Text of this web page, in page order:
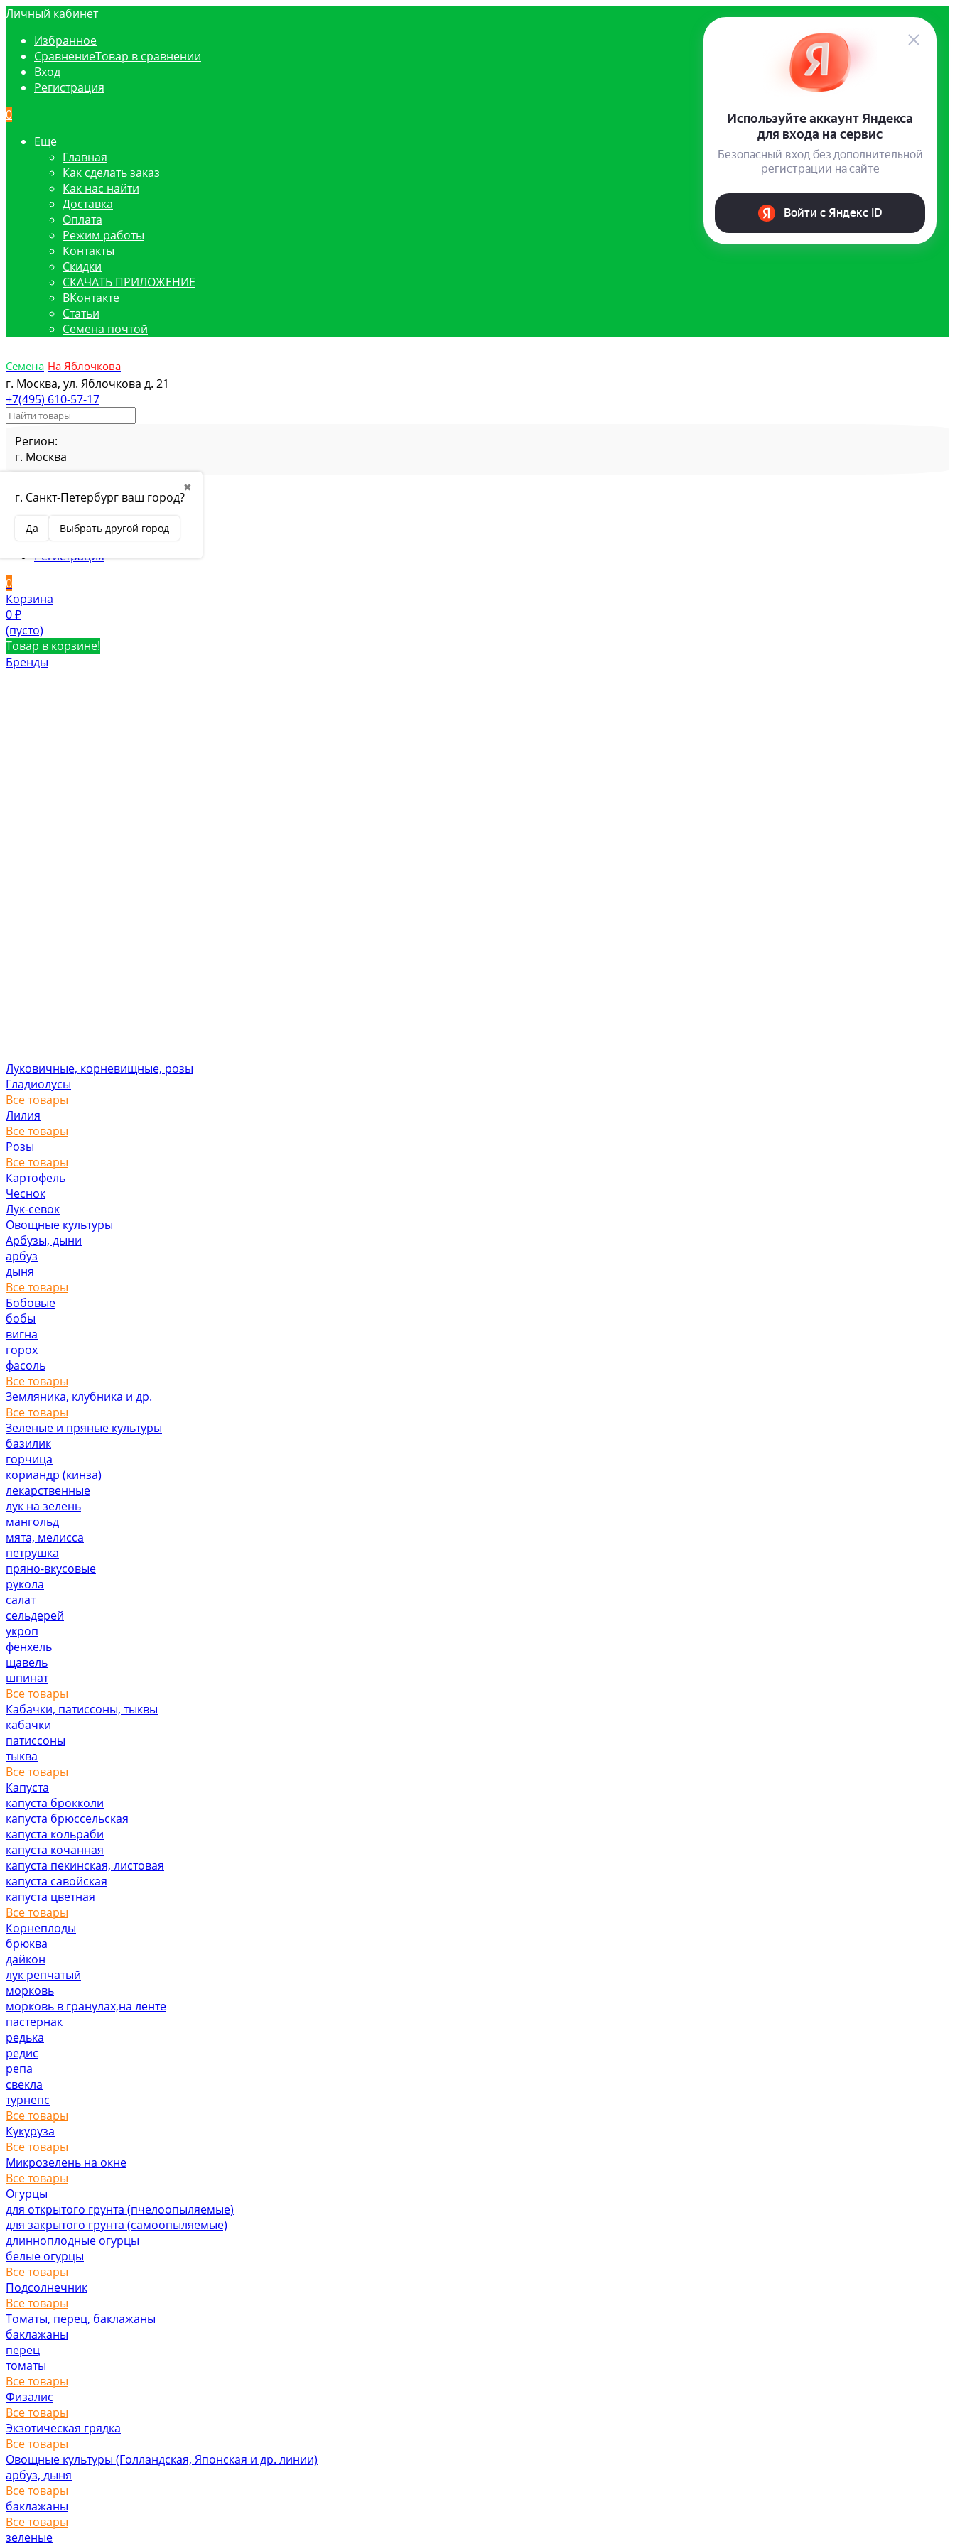
Личный кабинет
Избранное
СравнениеТовар в сравнении
Вход
Регистрация
0
Еще
Главная
Как сделать заказ
Как нас найти
Доставка
Оплата
Режим работы
Контакты
Скидки
СКАЧАТЬ ПРИЛОЖЕНИЕ
ВКонтакте
Статьи
Семена почтой
Семена На Яблочкова
г. Москва, ул. Яблочкова д. 21
+7(495) 610-57-17
Регион:
г. Москва
✖
г. Санкт-Петербург ваш город?
Да Выбрать другой город
СравнениеТовар в сравнении
Вход
Регистрация
0
Корзина
0 ₽
(пусто)
Товар в корзине!
Бренды
Луковичные, корневищные, розы
Гладиолусы
Все товары
Лилия
Все товары
Розы
Все товары
Картофель
Чеснок
Лук-севок
Овощные культуры
Арбузы, дыни
арбуз
дыня
Все товары
Бобовые
бобы
вигна
горох
фасоль
Все товары
Земляника, клубника и др.
Все товары
Зеленые и пряные культуры
базилик
горчица
кориандр (кинза)
лекарственные
лук на зелень
мангольд
мята, мелисса
петрушка
пряно-вкусовые
рукола
салат
сельдерей
укроп
фенхель
щавель
шпинат
Все товары
Кабачки, патиссоны, тыквы
кабачки
патиссоны
тыква
Все товары
Капуста
капуста брокколи
капуста брюссельская
капуста кольраби
капуста кочанная
капуста пекинская, листовая
капуста савойская
капуста цветная
Все товары
Корнеплоды
брюква
дайкон
лук репчатый
морковь
морковь в гранулах,на ленте
пастернак
редька
редис
репа
свекла
турнепс
Все товары
Кукуруза
Все товары
Микрозелень на окне
Все товары
Огурцы
для открытого грунта (пчелоопыляемые)
для закрытого грунта (самоопыляемые)
длинноплодные огурцы
белые огурцы
Все товары
Подсолнечник
Все товары
Томаты, перец, баклажаны
баклажаны
перец
томаты
Все товары
Физалис
Все товары
Экзотическая грядка
Все товары
Овощные культуры (Голландская, Японская и др. линии)
арбуз, дыня
Все товары
баклажаны
Все товары
зеленые